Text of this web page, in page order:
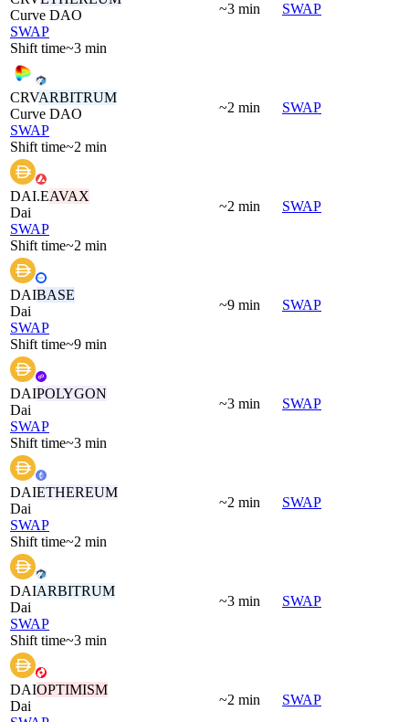
Curve DAO
SWAP
Shift time~3 min
~3 min SWAP
CRVARBITRUM
Curve DAO
SWAP
Shift time~2 min
~2 min SWAP
DAI.EAVAX
Dai
SWAP
Shift time~2 min
~2 min SWAP
DAIBASE
Dai
SWAP
Shift time~9 min
~9 min SWAP
DAIPOLYGON
Dai
SWAP
Shift time~3 min
~3 min SWAP
DAIETHEREUM
Dai
SWAP
Shift time~2 min
~2 min SWAP
DAIARBITRUM
Dai
SWAP
Shift time~3 min
~3 min SWAP
DAIOPTIMISM
Dai
~2 min SWAP